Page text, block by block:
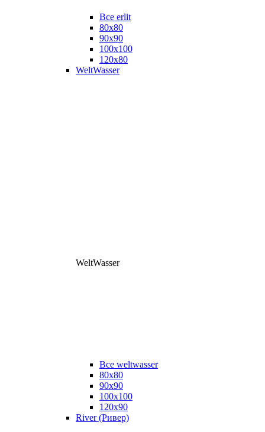
Все erlit
80x80
90x90
100x100
120x80
WeltWasser
WeltWasser
Все weltwasser
80x80
90x90
100x100
120x90
River (Ривер)